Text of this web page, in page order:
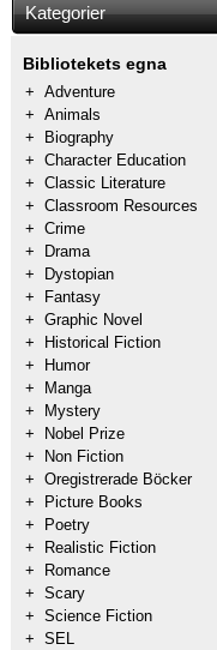
Kategorier
Bibliotekets egna
+ Adventure
+ Animals
+
Biography
+ Character Education
+ Classic Literature
+ Classroom Resources
+ Crime
+
Drama
+
Dystopian
+
Fantasy
+ Graphic Novel
+
Historical Fiction
+
Humor
+
Manga
+
Mystery
+
Nobel Prize
+
Non Fiction
+ Oregistrerade Böcker
+
Picture Books
+
Poetry
+
Realistic Fiction
+
Romance
+ Scary
+ Science Fiction
+ SEL